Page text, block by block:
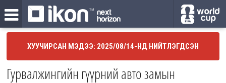
ХУУЧИРСАН МЭДЭЭ: 2025/08/14-НД НИЙТЛЭГДСЭН
Гурвалжингийн гүүрний авто замын